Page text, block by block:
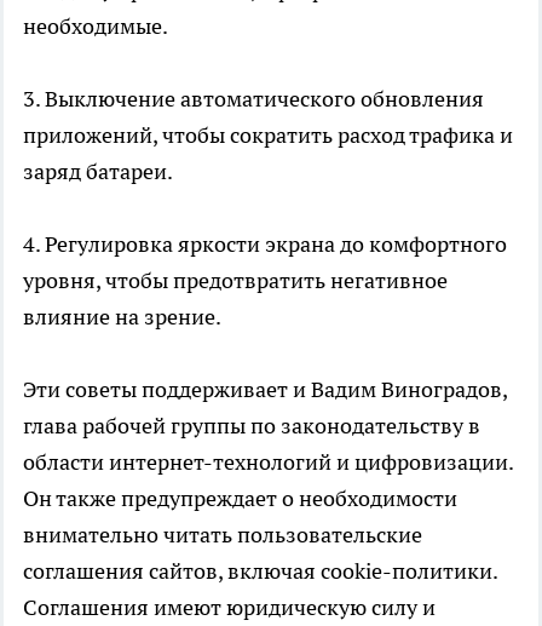
необходимые.
3. Выключение автоматического обновления
приложений, чтобы сократить расход трафика и
заряд батареи.
4. Регулировка яркости экрана до комфортного
уровня, чтобы предотвратить негативное
влияние на зрение.
Эти советы поддерживает и Вадим Виноградов,
глава рабочей группы по законодательству в
области интернет-технологий и цифровизации.
Он также предупреждает о необходимости
внимательно читать пользовательские
соглашения сайтов, включая cookie-политики.
Соглашения имеют юридическую силу и